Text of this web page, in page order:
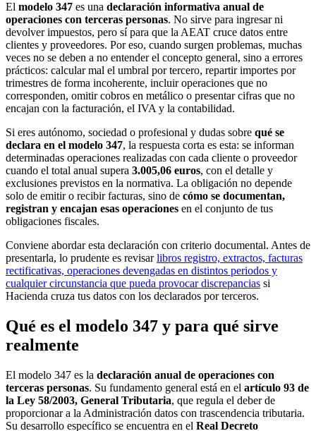
El modelo 347 es una declaración informativa anual de
operaciones con terceras personas. No sirve para ingresar ni
devolver impuestos, pero sí para que la AEAT cruce datos entre
clientes y proveedores. Por eso, cuando surgen problemas, muchas
veces no se deben a no entender el concepto general, sino a errores
prácticos: calcular mal el umbral por tercero, repartir importes por
trimestres de forma incoherente, incluir operaciones que no
corresponden, omitir cobros en metálico o presentar cifras que no
encajan con la facturación, el IVA y la contabilidad.
Si eres autónomo, sociedad o profesional y dudas sobre qué se
declara en el modelo 347, la respuesta corta es esta: se informan
determinadas operaciones realizadas con cada cliente o proveedor
cuando el total anual supera 3.005,06 euros, con el detalle y
exclusiones previstos en la normativa. La obligación no depende
solo de emitir o recibir facturas, sino de cómo se documentan,
registran y encajan esas operaciones en el conjunto de tus
obligaciones fiscales.
Conviene abordar esta declaración con criterio documental. Antes de
presentarla, lo prudente es revisarlibros registro, extractos, facturas
rectificativas, operaciones devengadas en distintos periodos y
cualquier circunstancia que pueda provocar discrepancias si
Hacienda cruza tus datos con los declarados por terceros.
Qué es el modelo 347 y para qué sirve
realmente
El modelo 347 es la declaración anual de operaciones con
terceras personas. Su fundamento general está en el artículo 93 de
la Ley 58/2003, General Tributaria, que regula el deber de
proporcionar a la Administración datos con trascendencia tributaria.
Su desarrollo específico se encuentra en el Real Decreto